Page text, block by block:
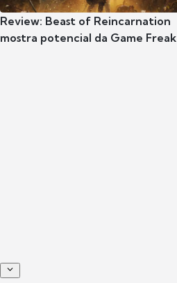
Review: Beast of Reincarnation
mostra potencial da Game Freak